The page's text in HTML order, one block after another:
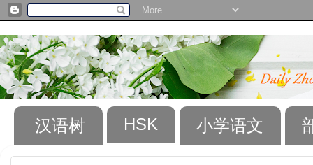
汉语树 HSK 小学语文